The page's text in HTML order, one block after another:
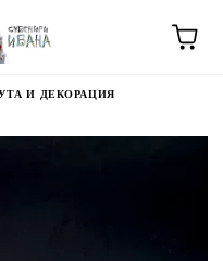
И ДЕКОРАЦИЯ